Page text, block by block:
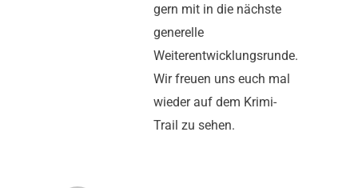
gern mit in die nächste
generelle
Weiterentwicklungsrunde.
Wir freuen uns euch mal
wieder auf dem Krimi-
Trail zu sehen.